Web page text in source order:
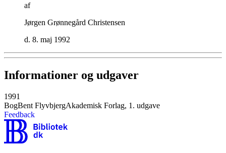
af
Jørgen Grønnegård Christensen
d. 8. maj 1992
Informationer og udgaver
1991
BogBent FlyvbjergAkademisk Forlag, 1. udgave
Feedback